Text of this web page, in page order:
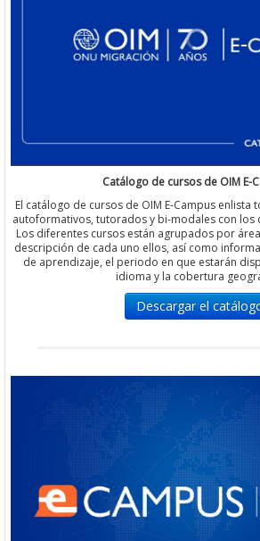
Catálogo de cursos de OIM E-
El catálogo de cursos de OIM E-Campus
autoformativos, tutorados y bi-modales con los
Los diferentes cursos están agrupados por
descripción de cada uno ellos, así como
de aprendizaje, el periodo en que estarán
idioma y la cobertura
Descargar el